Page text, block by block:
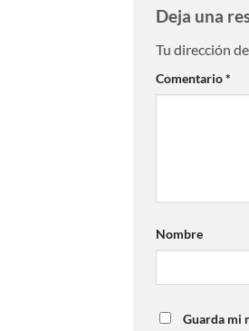
Deja una
Tu dirección
Comentario*
Nombre
Guarda mi